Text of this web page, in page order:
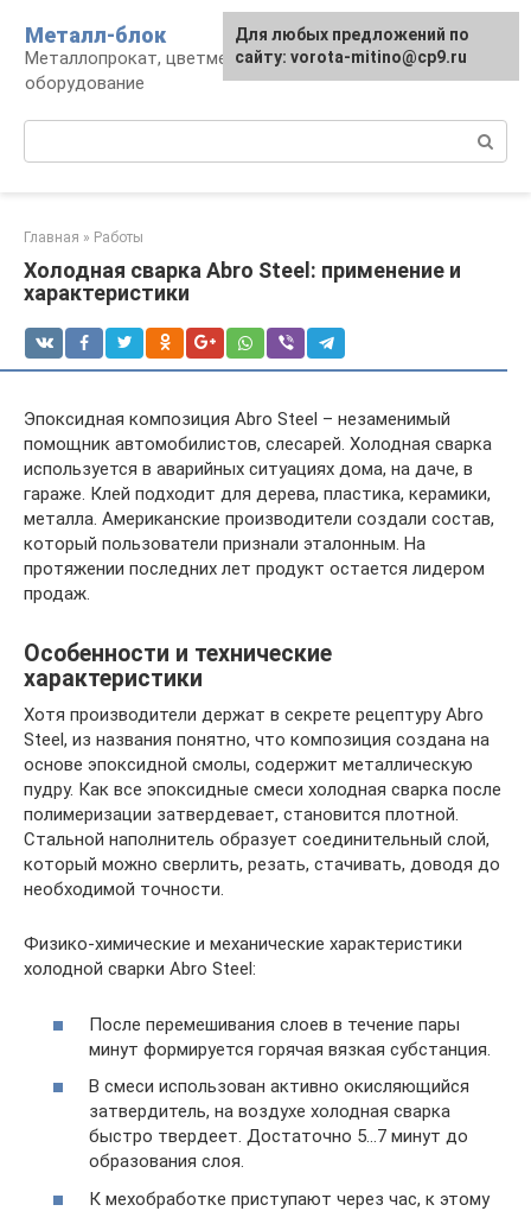
контенту
Металл-блок
Металлопрокат, цветмет, обработка и
оборудование
Главная » Работы
Холодная сварка Abro Steel: применение и
характеристики
Эпоксидная композиция Abro Steel – незаменимый
помощник автомобилистов, слесарей. Холодная сварка
используется в аварийных ситуациях дома, на даче, в
гараже. Клей подходит для дерева, пластика, керамики,
металла. Американские производители создали состав,
который пользователи признали эталонным. На
протяжении последних лет продукт остается лидером
продаж.
Особенности и технические
характеристики
Хотя производители держат в секрете рецептуру Abro
Steel, из названия понятно, что композиция создана на
основе эпоксидной смолы, содержит металлическую
пудру. Как все эпоксидные смеси холодная сварка после
полимеризации затвердевает, становится плотной.
Стальной наполнитель образует соединительный слой,
который можно сверлить, резать, стачивать, доводя до
необходимой точности.
Физико-химические и механические характеристики
холодной сварки Abro Steel:
После перемешивания слоев в течение пары
минут формируется горячая вязкая субстанция.
В смеси использован активно окисляющийся
затвердитель, на воздухе холодная сварка
быстро твердеет. Достаточно 5…7 минут до
образования слоя.
К мехобработке приступают через час, к этому
Для любых предложений по
сайту: vorota-mitino@cp9.ru